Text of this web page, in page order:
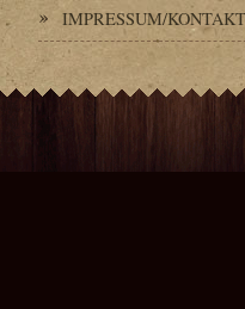
IMPRESSUM/KONTAKT